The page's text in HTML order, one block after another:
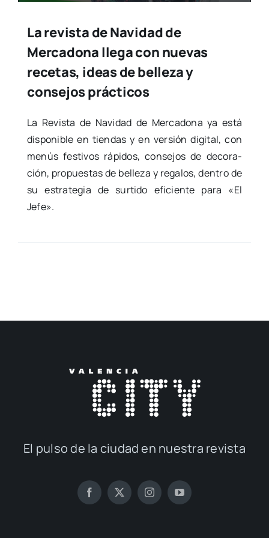
La revista de Navidad de
Mercadona llega con nuevas
recetas, ideas de belleza y
consejos prácticos
La Revis­ta de Navi­dad de Mer­ca­do­na ya está
dis­po­ni­ble en tien­das y en ver­sión digi­tal, con
menús fes­ti­vos rápi­dos, con­se­jos de deco­ra­
ción, pro­pues­tas de belle­za y rega­los, den­tro de
su estra­te­gia de sur­ti­do efi­cien­te para «El
Jefe».
El pul­so de la ciu­dad en nues­tra revis­ta